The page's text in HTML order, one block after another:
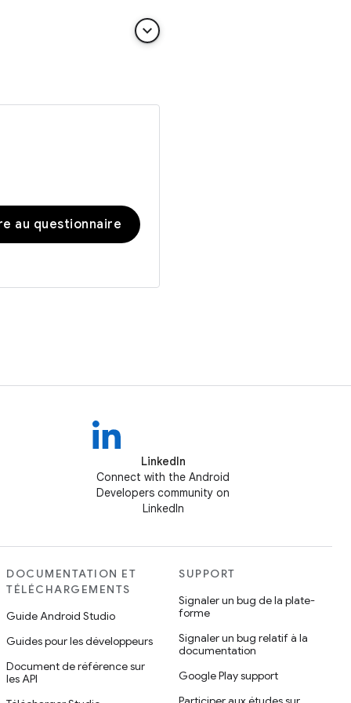
keyboard_arrow_down
au questionnaire
LinkedIn
Connect with the Android
Developers community on
LinkedIn
DOCUMENTATION ET
TÉLÉCHARGEMENTS
Guide Android Studio
Guides pour les développeurs
Document de référence sur
les API
SUPPORT
Signaler un bug de la plate-
forme
Signaler un bug relatif à la
documentation
Google Play support